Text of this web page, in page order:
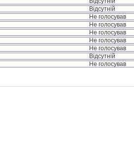
Відсутній
Не голосував
Не голосував
Не голосував
Не голосував
Не голосував
Відсутній
Не голосував